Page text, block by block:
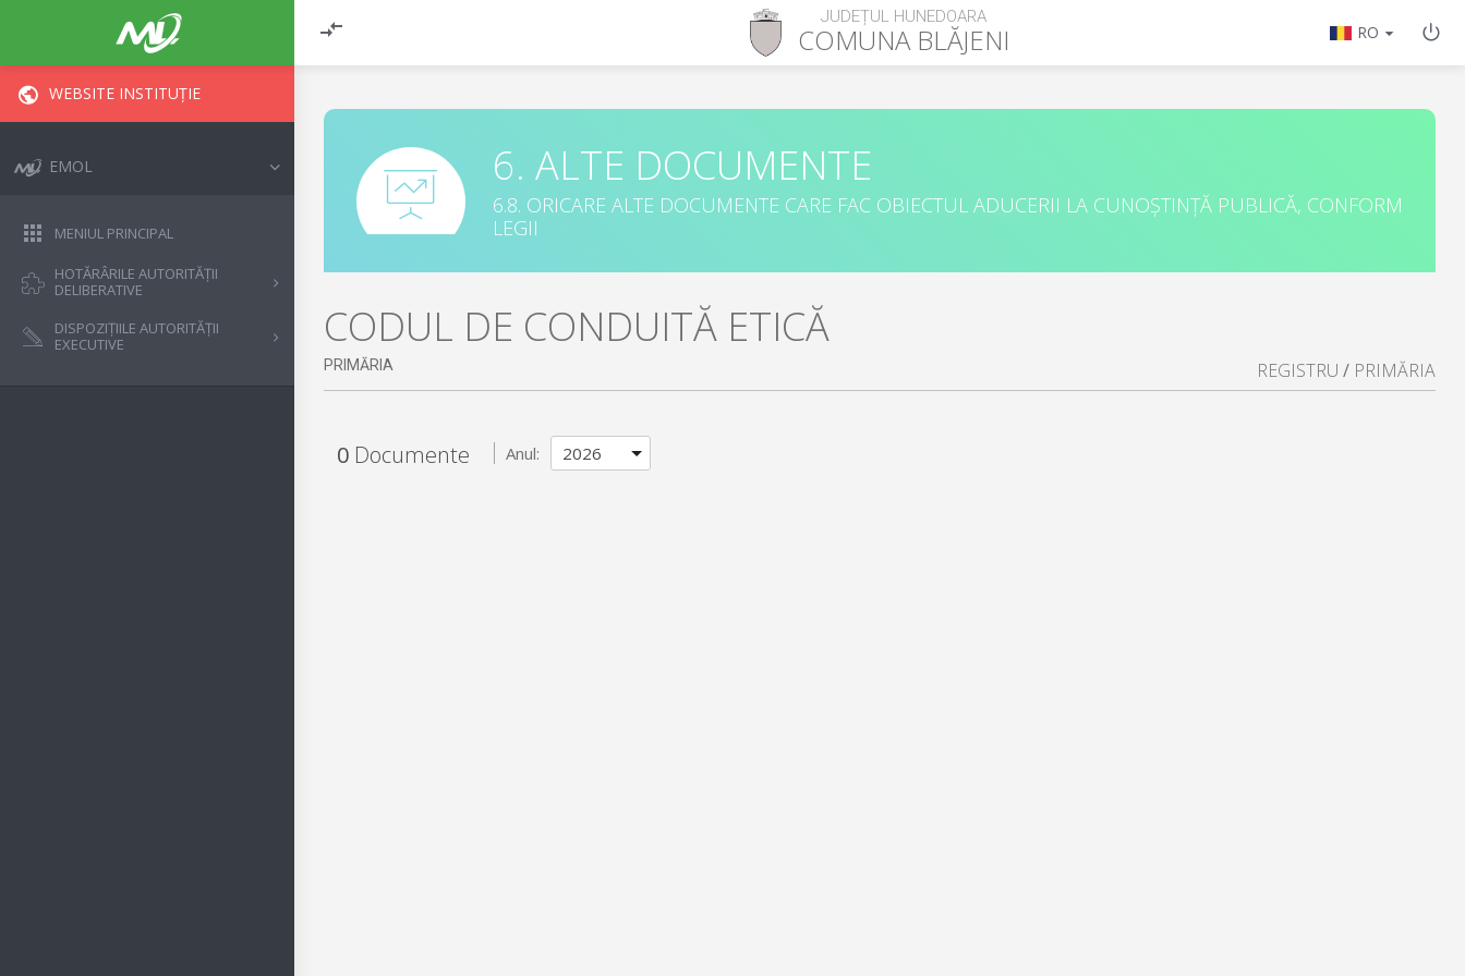
JUDEȚUL HUNEDOARA
COMUNA BLĂJENI RO
WEBSITE INSTITUȚIE
EMOL
MENIUL PRINCIPAL
HOTĂRÂRILE AUTORITĂȚII
DELIBERATIVE
DISPOZIȚIILE AUTORITĂȚII
EXECUTIVE
6. ALTE DOCUMENTE
6.8. ORICARE ALTE DOCUMENTE CARE FAC OBIECTUL ADUCERII LA CUNOȘTINȚĂ PUBLICĂ, CONFORM
LEGII
CODUL DE CONDUITĂ ETICĂ
PRIMĂRIA REGISTRU / PRIMĂRIA
0 Documente Anul: